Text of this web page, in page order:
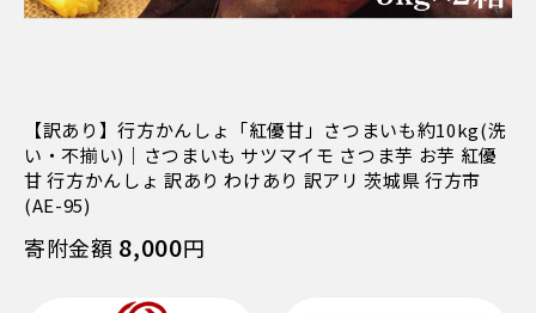
【訳あり】行方かんしょ「紅優甘」さつまいも約10kg(洗
い・不揃い)｜さつまいも サツマイモ さつま芋 お芋 紅優
甘 行方かんしょ 訳あり わけあり 訳アリ 茨城県 行方市
(AE-95)
寄附金額 8,000円